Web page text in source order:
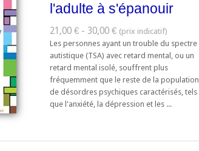
l'adulte à s'épanouir
21,00 € - 30,00 €
Les personnes ayant un trouble du spectre
autistique (TSA) avec retard mental, ou un
retard mental isolé, souffrent plus
fréquemment que le reste de la population
de désordres psychiques caractérisés, tels
que l'anxiété, la dépression et les ...